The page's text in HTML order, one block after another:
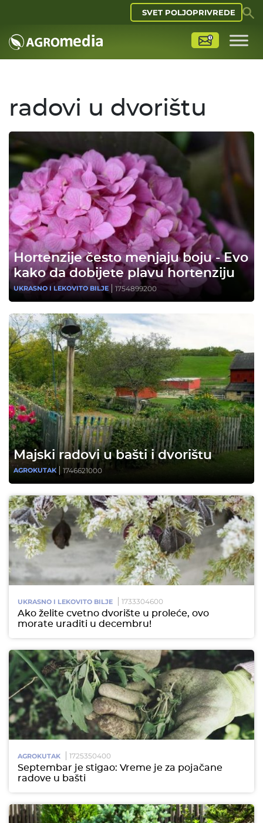
SVET POLJOPRIVREDE
radovi u dvorištu
Hortenzije često menjaju boju - Evo
kako da dobijete plavu hortenziju
UKRASNO I LEKOVITO BILJE 1754899200
Majski radovi u bašti i dvorištu
AGROKUTAK 1746621000
UKRASNO I LEKOVITO BILJE 1733304600
Ako želite cvetno dvorište u proleće, ovo
morate uraditi u decembru!
AGROKUTAK 1725350400
Septembar je stigao: Vreme je za pojačane
radove u bašti